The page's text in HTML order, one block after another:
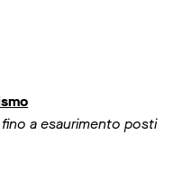
a esaurimento posti